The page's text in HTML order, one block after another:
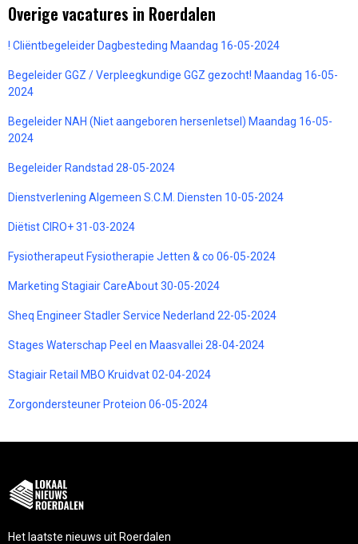
Overige vacatures in Roerdalen
! Cliëntbegeleider Dagbesteding Maandag 16-05-2024
Begeleider GGZ / Verpleegkundige GGZ gezocht! Maandag 16-05-
2024
Begeleider NAH (Niet aangeboren hersenletsel) Maandag 16-05-
2024
Begeleider Randstad 28-05-2024
Dienstverlening Algemeen S.C.M. Diensten 10-05-2024
Diëtist CIRO+ 31-03-2024
Fysiotherapeut Fysiotherapie Jetten & co 06-05-2024
Marketing Stagiair CareAbout 30-05-2024
Sheq Engineer Stadler Service Nederland 22-05-2024
Stages Waterschap Peel en Maasvallei 28-04-2024
Stagiair Retail MBO Kruidvat 02-04-2024
Zorgondersteuner Proteion 06-05-2024
Het laatste nieuws uit Roerdalen